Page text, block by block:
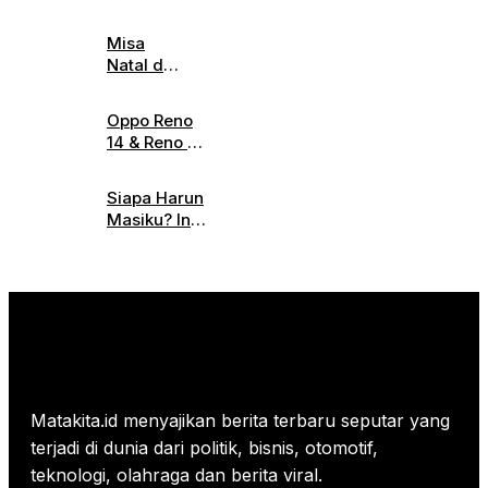
di
Indonesia
Desain
Futuristik
Canggih
Jadi
Misa
Natal di
Jakarta
Digelar
Simak
Informasi
Oppo Reno
14 & Reno 14
Ini
Spesifikasi
Harganya
Siapa Harun
Masiku? Ini
Matakita.id menyajikan berita terbaru seputar yang
terjadi di dunia dari politik, bisnis, otomotif,
teknologi, olahraga dan berita viral.